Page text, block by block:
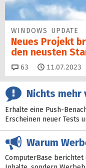
WINDOWS UPDATE
Neues Projekt
den neusten
63 Kommentare
11.07.2023
Nichts mehr
Erhalte eine Push-
Erscheinen neuer Tests
Warum
ComputerBase berichtet